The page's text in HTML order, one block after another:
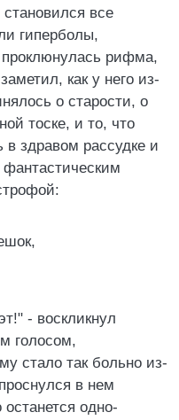
все
гиперболы,
рифма,
как у него из-
о старости, о
тоске, и то, что
здравом рассудке и
- воскликнул
голосом,
стало так больно из-
в нем
одно-